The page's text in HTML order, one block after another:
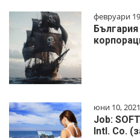
февруари
юни 10, 2021
Job:
Intl. Co.